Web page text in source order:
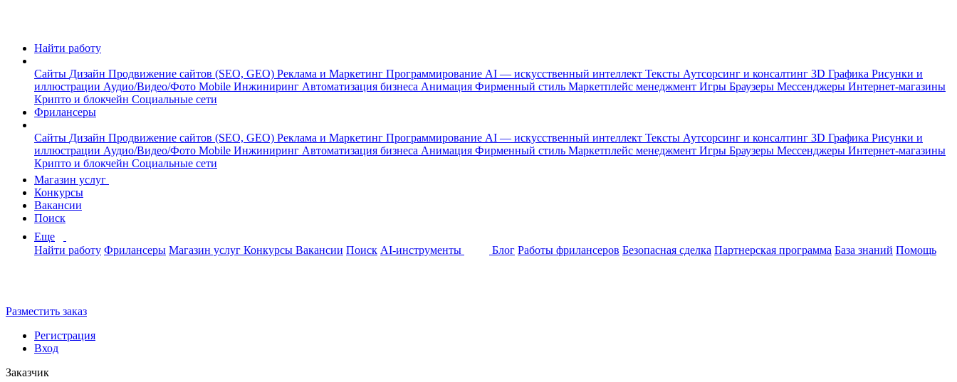
Найти работу
Сайты Дизайн Продвижение сайтов (SEO, GEO) Реклама и Маркетинг Программирование AI — искусственный интеллект Тексты Аутсорсинг и консалтинг 3D Графика Рисунки и
иллюстрации Аудио/Видео/Фото Mobile Инжиниринг Автоматизация бизнеса Анимация Фирменный стиль Маркетплейс менеджмент Игры Браузеры Мессенджеры Интернет-магазины
Крипто и блокчейн Социальные сети
Фрилансеры
Сайты Дизайн Продвижение сайтов (SEO, GEO) Реклама и Маркетинг Программирование AI — искусственный интеллект Тексты Аутсорсинг и консалтинг 3D Графика Рисунки и
иллюстрации Аудио/Видео/Фото Mobile Инжиниринг Автоматизация бизнеса Анимация Фирменный стиль Маркетплейс менеджмент Игры Браузеры Мессенджеры Интернет-магазины
Крипто и блокчейн Социальные сети
Магазин услуг
Конкурсы
Вакансии
Поиск
Еще
Найти работу Фрилансеры Магазин услуг Конкурсы Вакансии Поиск AI-инструменты Блог Работы фрилансеров Безопасная сделка Партнерская программа База знаний Помощь
Разместить заказ
Регистрация
Вход
Заказчик